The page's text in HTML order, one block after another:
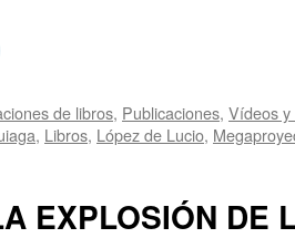
de libros, Publicaciones, Vídeos y
, Libros, López de Lucio,
EXPLOSIÓN DE